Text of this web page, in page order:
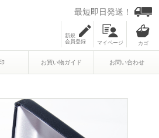
最短即日発送！
新規
会員登録
マイページ
お買い物ガイド お問い合わせ